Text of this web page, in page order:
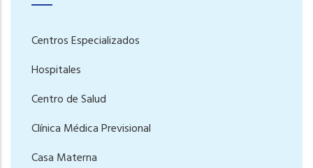
Centros Especializados
Hospitales
Centro de Salud
Clínica Médica Previsional
Casa Materna